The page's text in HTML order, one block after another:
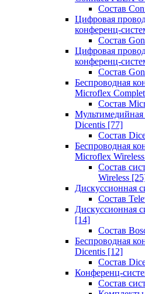
Состав
Цифровая
конференц-
Состав
Цифровая
конференц-
Состав
Беспроводная
Microflex
Состав
Мультимедийная
Dicentis [77]
Состав
Беспроводная
Microflex Wireless
Состав
Wireless
Дискуссионная
Состав
Дискуссионная
[14]
Состав
Беспроводная
Dicentis [12]
Состав
Конференц-
Состав